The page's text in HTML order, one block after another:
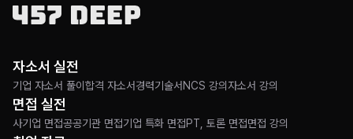
자소서 실전
기업 자소서 풀이 합격 자소서경력기술서 NCS 강의자소서 강의
면접 실전
사기업 면접공공기관 면접기업 특화 면접PT, 토론 면접면접 강의